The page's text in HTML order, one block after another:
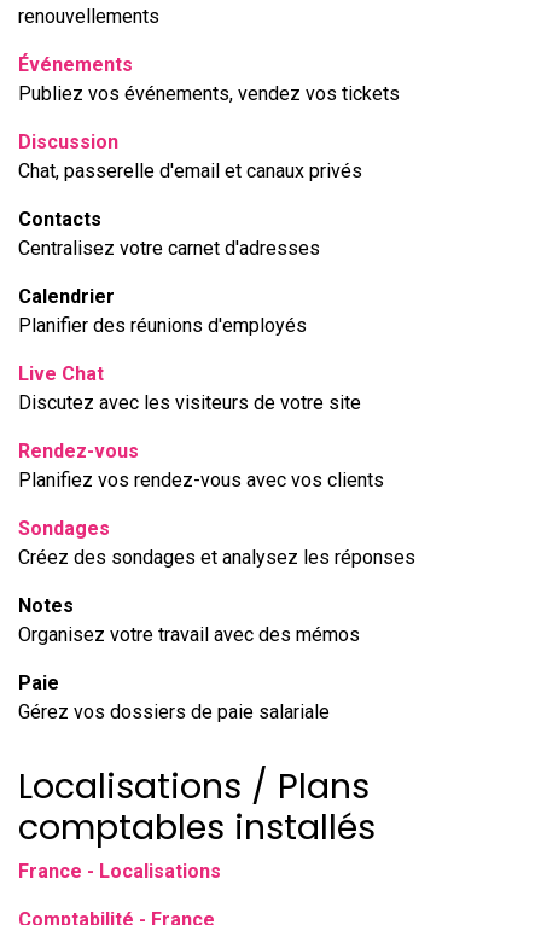
renouvellements
Événements
Publiez vos événements, vendez vos tickets
Discussion
Chat, passerelle d'email et canaux privés
Contacts
Centralisez votre carnet d'adresses
Calendrier
Planifier des réunions d'employés
Live Chat
Discutez avec les visiteurs de votre site
Rendez-vous
Planifiez vos rendez-vous avec vos clients
Sondages
Créez des sondages et analysez les réponses
Notes
Organisez votre travail avec des mémos
Paie
Gérez vos dossiers de paie salariale
Localisations / Plans
comptables installés
France - Localisations
Comptabilité - France